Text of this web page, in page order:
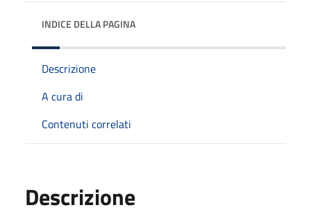
INDICE DELLA PAGINA
Descrizione
A cura di
Contenuti correlati
Descrizione